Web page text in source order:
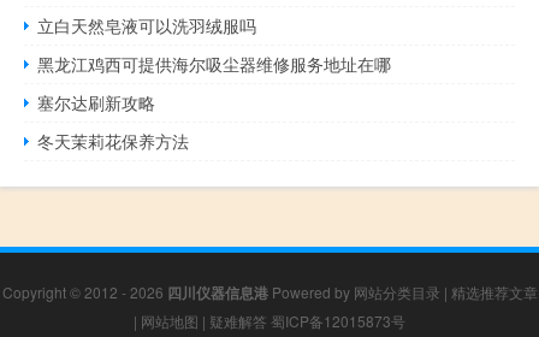
立白天然皂液可以洗羽绒服吗
黑龙江鸡西可提供海尔吸尘器维修服务地址在哪
塞尔达刷新攻略
冬天茉莉花保养方法
Copyright © 2012 - 2026 四川仪器信息港Powered by 网站分类目录 | 精选推荐文章
| 网站地图 | 疑难解答 蜀ICP备12015873号